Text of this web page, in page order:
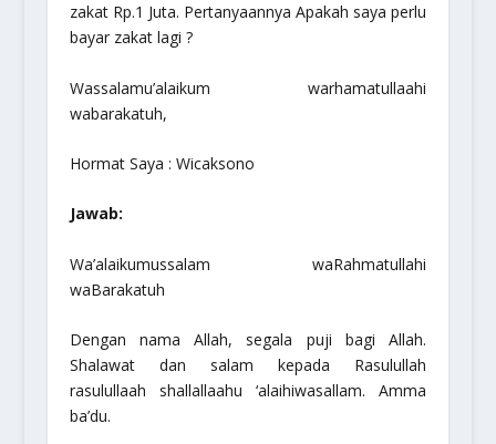
zakat Rp.1 Juta. Pertanyaannya Apakah saya perlu
bayar zakat lagi ?
Wassalamu’alaikum warhamatullaahi
wabarakatuh,
Hormat Saya : Wicaksono
Jawab:
Wa’alaikumussalam waRahmatullahi
waBarakatuh
Dengan nama Allah, segala puji bagi Allah.
Shalawat dan salam kepada Rasulullah
rasulullaah shallallaahu ‘alaihiwasallam. Amma
ba’du.